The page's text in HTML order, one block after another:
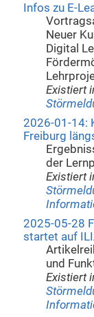
Infos zu E-
Neuer
Digital
Existiert
2026-01-14:
Freiburg
der
Existiert
2025-05-28
startet auf
und
Existiert